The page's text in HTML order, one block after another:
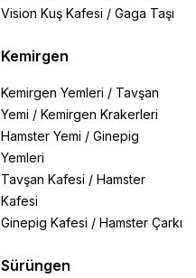
Vision Kuş Kafesi / Gaga Taşı
Kemirgen
Kemirgen Yemleri / Tavşan
Yemi / Kemirgen Krakerleri
Hamster Yemi / Ginepig
Yemleri
Tavşan Kafesi / Hamster
Kafesi
Ginepig Kafesi / Hamster Çarkı
Sürüngen